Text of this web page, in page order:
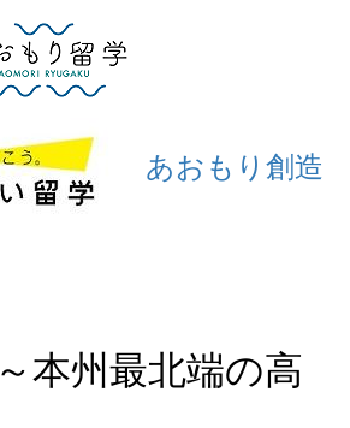
あおもり創造
～本州最北端の高